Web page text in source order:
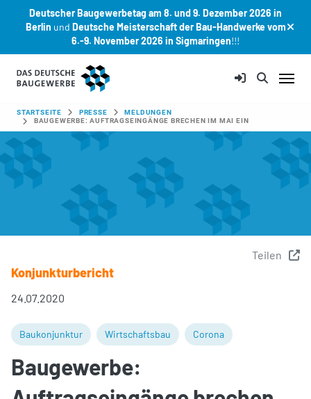
Deutscher Baugewerbetag am 8. und 9. Dezember 2026 in
Berlin und Deutsche Meisterschaft der Bau-Handwerke vom
6.-9. November 2026 in Sigmaringen!!!
Zum Hauptinhalt springen
SIE SIND HIER:
STARTSEITE PRESSE
MELDUNGEN
BAUGEWERBE: AUFTRAGSEINGÄNGE BRECHEN IM MAI EIN
Teilen
Konjunkturbericht
24.07.2020
Baukonjunktur Wirtschaftsbau Corona
Baugewerbe: